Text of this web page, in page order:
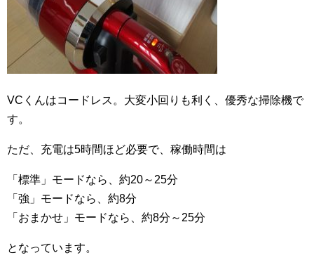
VCくんはコードレス。大変小回りも利く、優秀な掃除機で
す。
ただ、充電は5時間ほど必要で、稼働時間は
「標準」モードなら、約20～25分
「強」モードなら、約8分
「おまかせ」モードなら、約8分～25分
となっています。